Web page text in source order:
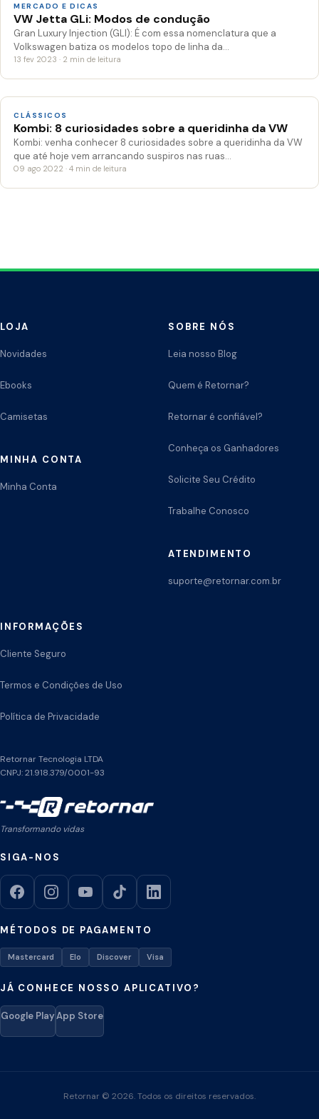
MERCADO E DICAS
VW Jetta GLi: Modos de condução
Gran Luxury Injection (GLI): É com essa nomenclatura que a
Volkswagen batiza os modelos topo de linha da…
13 fev 2023 · 2 min de leitura
CLÁSSICOS
Kombi: 8 curiosidades sobre a queridinha da VW
Kombi: venha conhecer 8 curiosidades sobre a queridinha da VW
que até hoje vem arrancando suspiros nas ruas…
09 ago 2022 · 4 min de leitura
LOJA
Novidades
Ebooks
Camisetas
MINHA CONTA
Minha Conta
SOBRE NÓS
Leia nosso Blog
Quem é Retornar?
Retornar é confiável?
Conheça os Ganhadores
Solicite Seu Crédito
Trabalhe Conosco
ATENDIMENTO
suporte@retornar.com.br
INFORMAÇÕES
Cliente Seguro
Termos e Condições de Uso
Política de Privacidade
Retornar Tecnologia LTDA
CNPJ: 21.918.379/0001-93
Transformando vidas
SIGA-NOS
MÉTODOS DE PAGAMENTO
Mastercard Elo Discover Visa
JÁ CONHECE NOSSO APLICATIVO?
Google PlayApp Store
Retornar © 2026. Todos os direitos reservados.